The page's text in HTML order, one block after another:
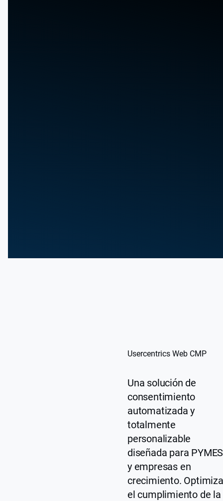
Usercentrics Web CMP
Una solución de
consentimiento
automatizada y
totalmente
personalizable
diseñada para PYMES
y empresas en
crecimiento. Optimiza
el cumplimiento de la